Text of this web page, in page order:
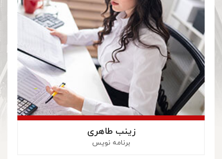
زینب طاهری
برنامه نویس